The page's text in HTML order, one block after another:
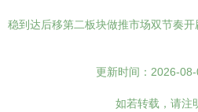
稳到达后移第二板块做推市场双节奏开
更新时间：2026-
如若转载，请注